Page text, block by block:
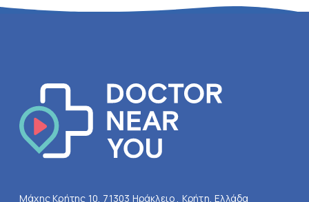
Μάχης Κρήτης 10, 71303 Ηράκλειο , Κρήτη, Ελλάδα